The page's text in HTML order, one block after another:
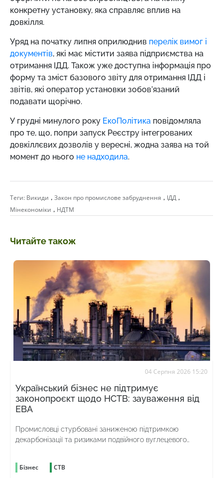
конкретну установку, яка справляє вплив на
довкілля.
Уряд на початку липня оприлюднив перелік вимог і
документів, які має містити заява підприємства на
отримання ІДД. Також уже доступна інформація про
форму та зміст базового звіту для отримання ІДД і
звітів, які оператор установки зобов’язаний
подавати щорічно.
У грудні минулого року ЕкоПолітика повідомляла
про те, що, попри запуск Реєстру інтегрованих
довкіллєвих дозволів у вересні, жодна заява на той
момент до нього не надходила.
Теги: Викиди , Закон про промислове забруднення , ІДД ,
Мінекономіки , НДТМ
Читайте також
04 Серпня 2026 15:20
Український бізнес не підтримує
законопроєкт щодо НСТВ: зауваження від
ЕВА
Промисловці стурбовані заниженою підтримкою
декарбонізації та ризиками подвійного вуглецевого
Бізнес СТВ